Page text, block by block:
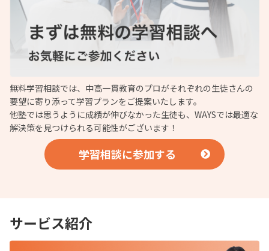
無料学習相談では、中高一貫教育のプロがそれぞれの生徒さんの
要望に寄り添って学習プランをご提案いたします。
他塾では思うように成績が伸びなかった生徒も、WAYSでは最適な
解決策を見つけられる可能性がございます！
学習相談に参加する
サービス紹介